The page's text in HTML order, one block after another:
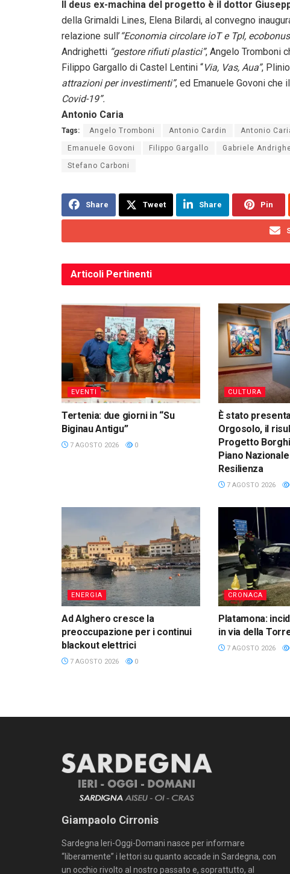
Il deus ex-machina del progetto è il dottor
della Grimaldi Lines, Elena Bilardi, al convegno
relazione sull’“Economia circolare ioT e Tpl,
Andrighetti “gestore rifiuti plastici”, Angelo Tromboni
Filippo Gargallo di Castel Lentini “Via, Vas, Aua”,
attrazioni per investimenti”, ed Emanuele Govoni che
Covid-19”.
Antonio Caria
Tags: Angelo Tromboni Antonio Cardin Antonio
Emanuele Govoni Filippo Gargallo Gabriele
Stefano Carboni
Share Tweet Share Pin
Articoli Pertinenti
EVENTI
Tertenia: due giorni in “Su
Biginau Antigu”
7 AGOSTO 2026 0
CULTURA
È stato
Orgosolo, il
Progetto
Piano
Resilienza
7 AGOSTO 2026
ENERGIA
Ad Alghero cresce la
preoccupazione per i continui
blackout elettrici
7 AGOSTO 2026 0
CRONACA
Platamona:
in via della
7 AGOSTO 2026
Giampaolo Cirronis
Sardegna Ieri-Oggi-Domani nasce per informare
“liberamente” i lettori su quanto accade in Sardegna, con
un occhio rivolto al nostro passato e, soprattutto, al